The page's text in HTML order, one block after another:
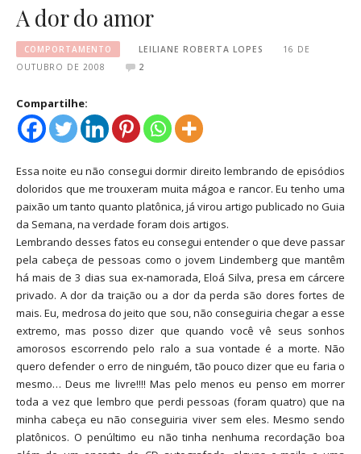
A dor do amor
COMPORTAMENTO LEILIANE ROBERTA LOPES
16 DE
OUTUBRO DE 2008
2
Compartilhe:
Essa noite eu não consegui dormir direito lembrando de episódios
doloridos que me trouxeram muita mágoa e rancor. Eu tenho uma
paixão um tanto quanto platônica, já virou artigo publicado no Guia
da Semana, na verdade foram dois artigos.
Lembrando desses fatos eu consegui entender o que deve passar
pela cabeça de pessoas como o jovem Lindemberg que mantêm
há mais de 3 dias sua ex-namorada, Eloá Silva, presa em cárcere
privado. A dor da traição ou a dor da perda são dores fortes de
mais. Eu, medrosa do jeito que sou, não conseguiria chegar a esse
extremo, mas posso dizer que quando você vê seus sonhos
amorosos escorrendo pelo ralo a sua vontade é a morte. Não
quero defender o erro de ninguém, tão pouco dizer que eu faria o
mesmo… Deus me livre!!!! Mas pelo menos eu penso em morrer
toda a vez que lembro que perdi pessoas (foram quatro) que na
minha cabeça eu não conseguiria viver sem eles. Mesmo sendo
platônicos. O penúltimo eu não tinha nenhuma recordação boa